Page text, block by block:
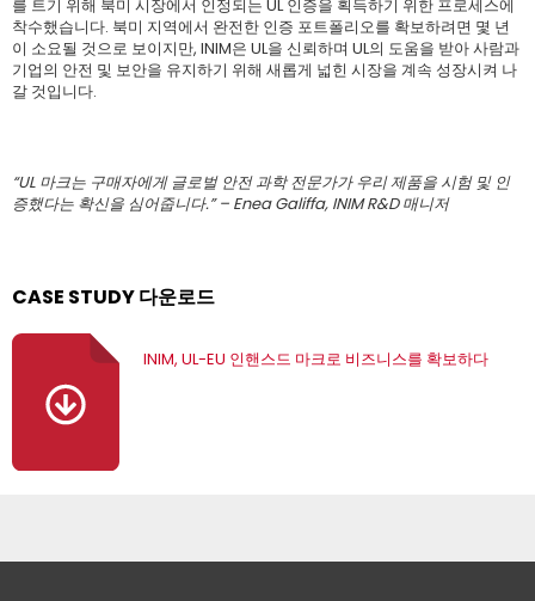
를 트기 위해 북미 시장에서 인정되는 UL 인증을 획득하기 위한 프로세스에
착수했습니다. 북미 지역에서 완전한 인증 포트폴리오를 확보하려면 몇 년
이 소요될 것으로 보이지만, INIM은 UL을 신뢰하며 UL의 도움을 받아 사람과
기업의 안전 및 보안을 유지하기 위해 새롭게 넓힌 시장을 계속 성장시켜 나
갈 것입니다.
“UL 마크는 구매자에게 글로벌 안전 과학 전문가가 우리 제품을 시험 및 인
증했다는 확신을 심어줍니다.” – Enea Galiffa, INIM R&D 매니저
CASE STUDY 다운로드
INIM, UL-EU 인핸스드 마크로 비즈니스를 확보하다